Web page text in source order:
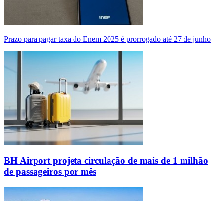
Prazo para pagar taxa do Enem 2025 é prorrogado até 27 de junho
BH Airport projeta circulação de mais de 1 milhão
de passageiros por mês